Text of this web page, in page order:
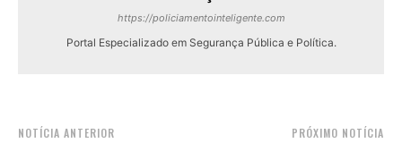
https://policiamentointeligente.com
Portal Especializado em Segurança Pública e Política.
NOTÍCIA ANTERIOR PRÓXIMO NOTÍCIA